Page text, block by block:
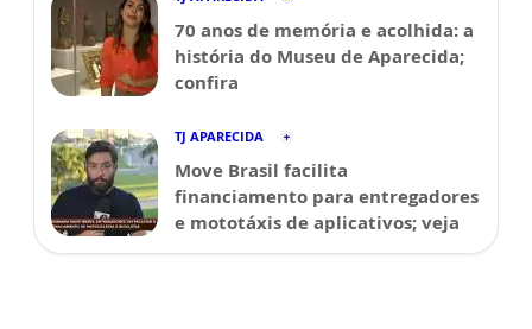
70 anos de memória e acolhida: a
história do Museu de Aparecida;
confira
TJ APARECIDA
Move Brasil facilita
financiamento para entregadores
e mototáxis de aplicativos; veja